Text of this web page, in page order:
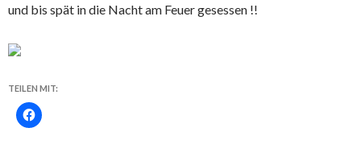
und bis spät in die Nacht am Feuer gesessen !!
TEILEN MIT: